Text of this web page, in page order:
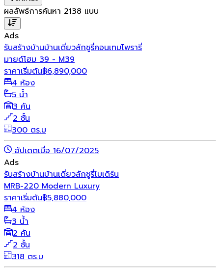
ผลลัพธ์การค้นหา 2138 แบบ
Ads
รับสร้างบ้านบ้านเดี่ยวลักชูรี่คอนเทมโพรารี่
มายด์โฮม 39 - M39
ราคาเริ่มต้น฿6,890,000
4 ห้อง
5 น้ำ
3 คัน
2 ชั้น
300 ตร.ม
อัปเดตเมื่อ 16/07/2025
Ads
รับสร้างบ้านบ้านเดี่ยวลักชูรี่โมเดิร์น
MRB-220 Modern Luxury
ราคาเริ่มต้น฿5,880,000
4 ห้อง
3 น้ำ
2 คัน
2 ชั้น
318 ตร.ม